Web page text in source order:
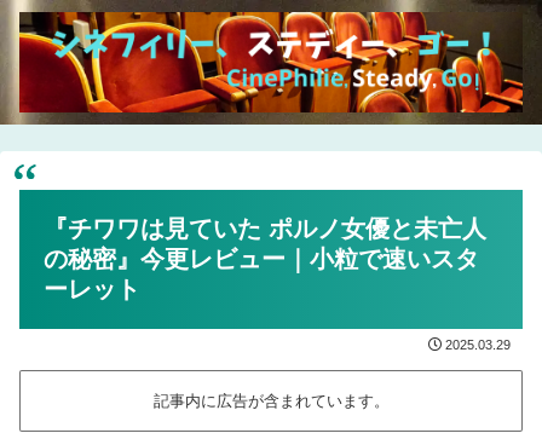
『チワワは見ていた ポルノ女優と未亡人
の秘密』今更レビュー｜小粒で速いスタ
ーレット
2025.03.29
記事内に広告が含まれています。